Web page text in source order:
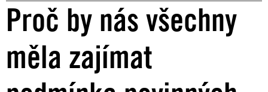
Proč by nás všechny
měla zajímat